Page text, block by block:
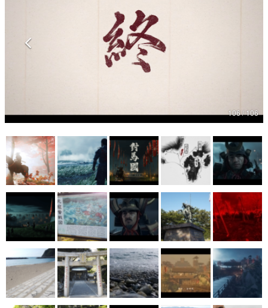
ゲームが変えた日本語
「経験値」「裏技」「ラスボス」… ゲームにまつわる言葉
の起源や用法の変遷を、コンピューター文化史研究家・タ
イニーP氏が徹底調査。
女性向け
アプリレビュー
その他
電ファミニコゲーマーとは？
運営：株式会社マレ
106 / 106